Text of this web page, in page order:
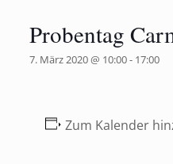
Probentag
7. März 2020 @ 10:00- 17:00
Zum Kalender